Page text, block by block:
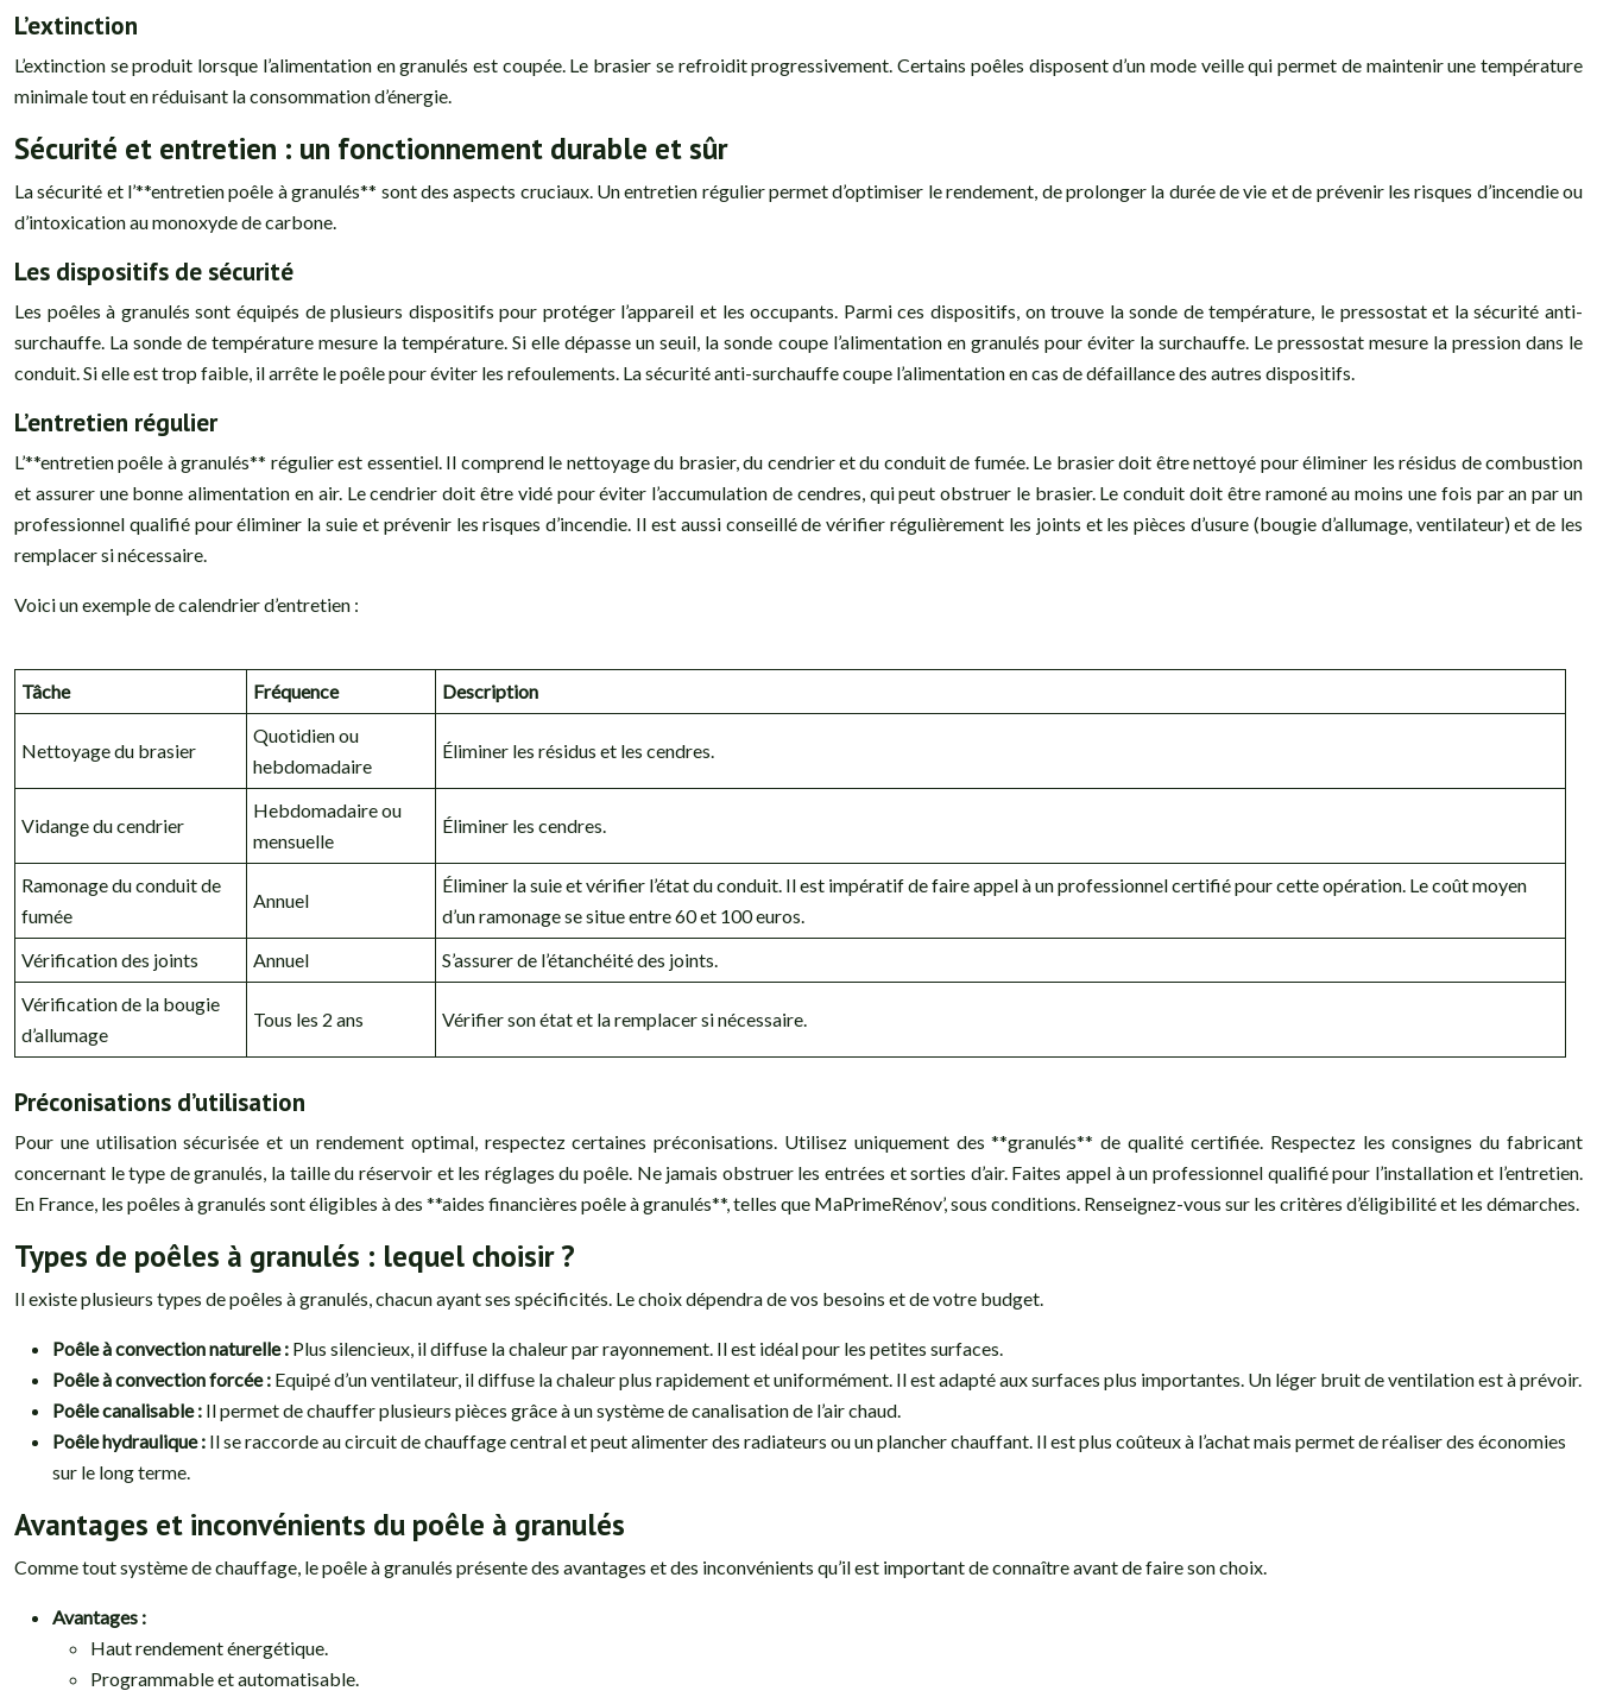
L’extinction
L’extinction se produit lorsque l’alimentation en granulés est coupée. Le brasier se refroidit progressivement. Certains poêles disposent d’un mode veille qui permet de maintenir une température
minimale tout en réduisant la consommation d’énergie.
Sécurité et entretien : un fonctionnement durable et sûr
La sécurité et l’**entretien poêle à granulés** sont des aspects cruciaux. Un entretien régulier permet d’optimiser le rendement, de prolonger la durée de vie et de prévenir les risques d’incendie ou
d’intoxication au monoxyde de carbone.
Les dispositifs de sécurité
Les poêles à granulés sont équipés de plusieurs dispositifs pour protéger l’appareil et les occupants. Parmi ces dispositifs, on trouve la sonde de température, le pressostat et la sécurité anti-
surchauffe. La sonde de température mesure la température. Si elle dépasse un seuil, la sonde coupe l’alimentation en granulés pour éviter la surchauffe. Le pressostat mesure la pression dans le
conduit. Si elle est trop faible, il arrête le poêle pour éviter les refoulements. La sécurité anti-surchauffe coupe l’alimentation en cas de défaillance des autres dispositifs.
L’entretien régulier
L’**entretien poêle à granulés** régulier est essentiel. Il comprend le nettoyage du brasier, du cendrier et du conduit de fumée. Le brasier doit être nettoyé pour éliminer les résidus de combustion
et assurer une bonne alimentation en air. Le cendrier doit être vidé pour éviter l’accumulation de cendres, qui peut obstruer le brasier. Le conduit doit être ramoné au moins une fois par an par un
professionnel qualifié pour éliminer la suie et prévenir les risques d’incendie. Il est aussi conseillé de vérifier régulièrement les joints et les pièces d’usure (bougie d’allumage, ventilateur) et de les
remplacer si nécessaire.
Voici un exemple de calendrier d’entretien :
Tâche Fréquence Description
Nettoyage du brasier
Quotidien ou
hebdomadaire
Éliminer les résidus et les cendres.
Vidange du cendrier
Hebdomadaire ou
mensuelle
Éliminer les cendres.
Ramonage du conduit de
fumée
Annuel
Éliminer la suie et vérifier l’état du conduit. Il est impératif de faire appel à un professionnel certifié pour cette opération. Le coût moyen
d’un ramonage se situe entre 60 et 100 euros.
Vérification des joints
Annuel
S’assurer de l’étanchéité des joints.
Vérification de la bougie
d’allumage
Tous les 2 ans Vérifier son état et la remplacer si nécessaire.
Préconisations d’utilisation
Pour une utilisation sécurisée et un rendement optimal, respectez certaines préconisations. Utilisez uniquement des **granulés** de qualité certifiée. Respectez les consignes du fabricant
concernant le type de granulés, la taille du réservoir et les réglages du poêle. Ne jamais obstruer les entrées et sorties d’air. Faites appel à un professionnel qualifié pour l’installation et l’entretien.
En France, les poêles à granulés sont éligibles à des **aides financières poêle à granulés**, telles que MaPrimeRénov’, sous conditions. Renseignez-vous sur les critères d’éligibilité et les démarches.
Types de poêles à granulés : lequel choisir ?
Il existe plusieurs types de poêles à granulés, chacun ayant ses spécificités. Le choix dépendra de vos besoins et de votre budget.
Poêle à convection naturelle : Plus silencieux, il diffuse la chaleur par rayonnement. Il est idéal pour les petites surfaces.
Poêle à convection forcée : Equipé d’un ventilateur, il diffuse la chaleur plus rapidement et uniformément. Il est adapté aux surfaces plus importantes. Un léger bruit de ventilation est à prévoir.
Poêle canalisable : Il permet de chauffer plusieurs pièces grâce à un système de canalisation de l’air chaud.
Poêle hydraulique : Il se raccorde au circuit de chauffage central et peut alimenter des radiateurs ou un plancher chauffant. Il est plus coûteux à l’achat mais permet de réaliser des économies
sur le long terme.
Avantages et inconvénients du poêle à granulés
Comme tout système de chauffage, le poêle à granulés présente des avantages et des inconvénients qu’il est important de connaître avant de faire son choix.
Avantages :
Haut rendement énergétique.
Programmable et automatisable.